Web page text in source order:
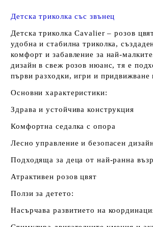
Детска триколка със звънец
Детска триколка Cavalier – розов
удобна и стабилна триколка,
комфорт и забавление за най-
дизайн в свеж розов нюанс, тя е
първи разходки, игри и придвижване
Основни характеристики:
Здрава и устойчива конструкция
Комфортна седалка с опора
Лесно управление и безопасен
Подходяща за деца от най-ранна
Атрактивен розов цвят
Ползи за детето:
Насърчава развитието на